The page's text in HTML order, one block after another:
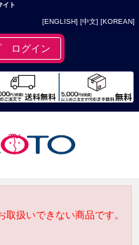
イト
[ENGLISH] [中文] [KOREAN]
ログイン
扱いできない商品です。